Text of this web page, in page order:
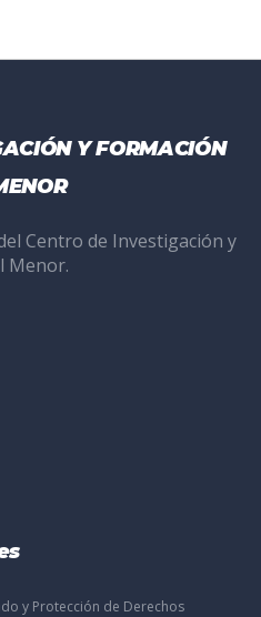
Y FORMACIÓN
Centro de Investigación y
Menor.
y Protección de Derechos